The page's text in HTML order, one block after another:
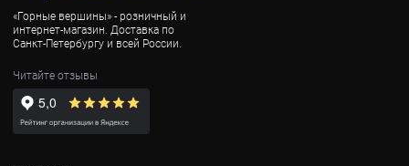
«Горные вершины» - розничный и
интернет-магазин. Доставка по
Санкт-Петербургу и всей России.
Читайте отзывы